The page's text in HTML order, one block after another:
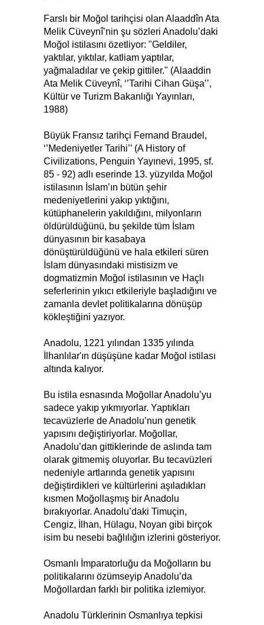
Farslı bir Moğol tarihçisi olan Alaaddîn Ata
Melik Cüveynî’nin şu sözleri Anadolu’daki
Moğol istilasını özetliyor: "Geldiler,
yaktılar, yıktılar, katliam yaptılar,
yağmaladılar ve çekip gittiler." (Alaaddin
Ata Melik Cüveynî, ‘’Tarihi Cihan Güşa’’,
Kültür ve Turizm Bakanlığı Yayınları,
1988)
Büyük Fransız tarihçi Fernand Braudel,
‘’Medeniyetler Tarihi’’ (A History of
Civilizations, Penguin Yayınevi, 1995, sf.
85 - 92) adlı eserinde 13. yüzyılda Moğol
istilasının İslam’ın bütün şehir
medeniyetlerini yakıp yıktığını,
kütüphanelerin yakıldığını, milyonların
öldürüldüğünü, bu şekilde tüm İslam
dünyasının bir kasabaya
dönüştürüldüğünü ve hala etkileri süren
İslam dünyasındaki mistisizm ve
dogmatizmin Moğol istilasının ve Haçlı
seferlerinin yıkıcı etkileriyle başladığını ve
zamanla devlet politikalarına dönüşüp
kökleştiğini yazıyor.
Anadolu, 1221 yılından 1335 yılında
İlhanlılar'ın düşüşüne kadar Moğol istilası
altında kalıyor.
Bu istila esnasında Moğollar Anadolu’yu
sadece yakıp yıkmıyorlar. Yaptıkları
tecavüzlerle de Anadolu’nun genetik
yapısını değiştiriyorlar. Moğollar,
Anadolu’dan gittiklerinde de aslında tam
olarak gitmemiş oluyorlar. Bu tecavüzleri
nedeniyle artlarında genetik yapısını
değiştirdikleri ve kültürlerini aşıladıkları
kısmen Moğollaşmış bir Anadolu
bırakıyorlar. Anadolu’daki Timuçin,
Cengiz, İlhan, Hülagu, Noyan gibi birçok
isim bu nesebi bağlılığın izlerini gösteriyor.
Osmanlı İmparatorluğu da Moğolların bu
politikalarını özümseyip Anadolu’da
Moğollardan farklı bir politika izlemiyor.
Anadolu Türklerinin Osmanlıya tepkisi